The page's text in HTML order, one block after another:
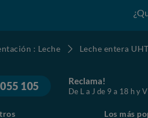
: Leche Leche entera UHT
105 Reclama!
De L a J de 9 a 18 h y
Los más